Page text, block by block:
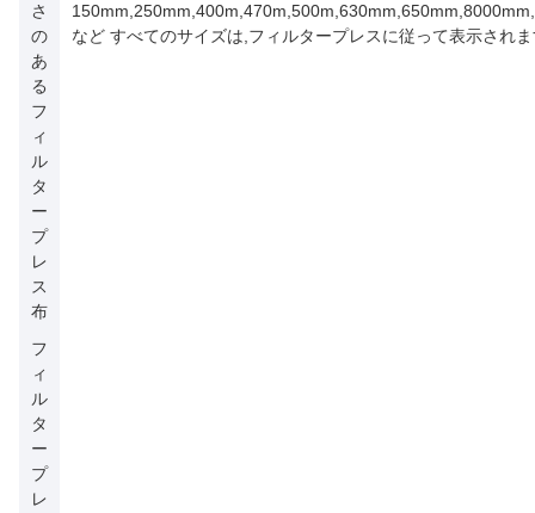
さ
の
あ
る
フ
ィ
ル
タ
ー
プ
レ
ス
布
など すべてのサイズは,フィルタープレスに従って表示され
フ
ィ
ル
タ
ー
プ
レ